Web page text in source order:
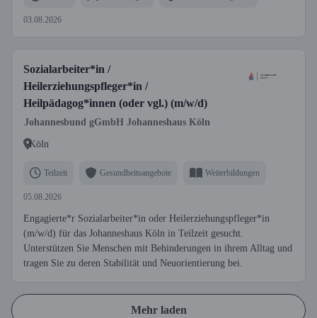
03.08.2026
Sozialarbeiter*in /
Heilerziehungspfleger*in /
Heilpädagog*innen (oder vgl.) (m/w/d)
Johannesbund gGmbH Johanneshaus Köln
Köln
Teilzeit Gesundheitsangebote Weiterbildungen
05.08.2026
Engagierte*r Sozialarbeiter*in oder Heilerziehungspfleger*in
(m/w/d) für das Johanneshaus Köln in Teilzeit gesucht.
Unterstützen Sie Menschen mit Behinderungen in ihrem Alltag und
tragen Sie zu deren Stabilität und Neuorientierung bei.
Mehr laden